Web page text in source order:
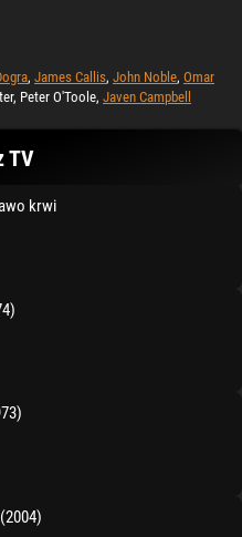
, James Callis, John Noble, Omar
Peter O'Toole, Javen Campbell
TV
krwi